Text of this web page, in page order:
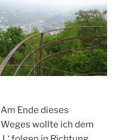
Am Ende dieses
Weges wollte ich dem